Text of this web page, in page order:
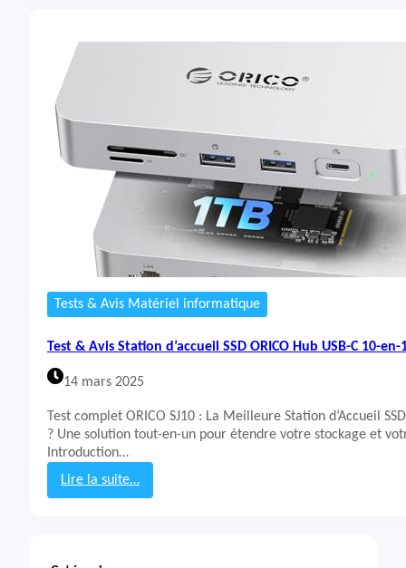
Tests & Avis Matériel informatique
Test & Avis Station d’accueil SSD ORICO Hub USB-C 10-en-
14 mars 2025
Test complet ORICO SJ10 : La Meilleure Station d’Accueil
? Une solution tout-en-un pour étendre votre stockage et
Introduction…
Lire la suite…
: